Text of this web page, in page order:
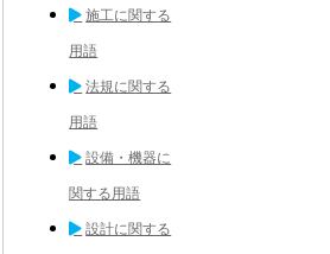
施工に関する
用語
法規に関する
用語
設備・機器に
関する用語
設計に関する